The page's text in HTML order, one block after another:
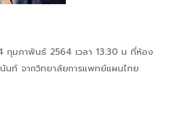
กุมภาพันธ์ 2564 เวลา 13:30 น ที่ห้อง
นท์ จากวิทยาลัยการแพทย์แผนไทย